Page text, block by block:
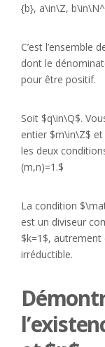
{b}, a\in\Z,
C’est l’ensemble
dont le
pour être positif.
Soit $q\in\Q$.
entier $m\in\Z$
les deux
(m,n)=1.$
La condition
est un diviseur
$k=1$,
irréductible.